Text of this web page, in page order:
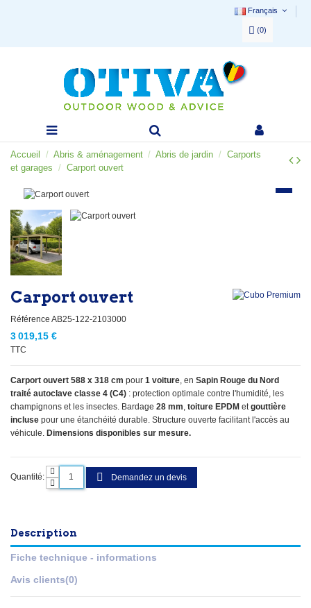
Français
(0)
Accueil Abris & aménagement Abris de jardin
Carports
et garages
Carport ouvert
Carport ouvert
Référence AB25-122-2103000
3 019,15 €
TTC
Carport ouvert 588 x 318 cm pour 1 voiture, en Sapin Rouge du Nord
traité autoclave classe 4 (C4) : protection optimale contre l'humidité, les
champignons et les insectes. Bardage 28 mm, toiture EPDM etgouttière
incluse pour une étanchéité durable. Structure ouverte facilitant l'accès au
véhicule. Dimensions disponibles sur mesure.
Quantité: Demandez un devis
Description
Fiche technique - informations
Avis clients(0)